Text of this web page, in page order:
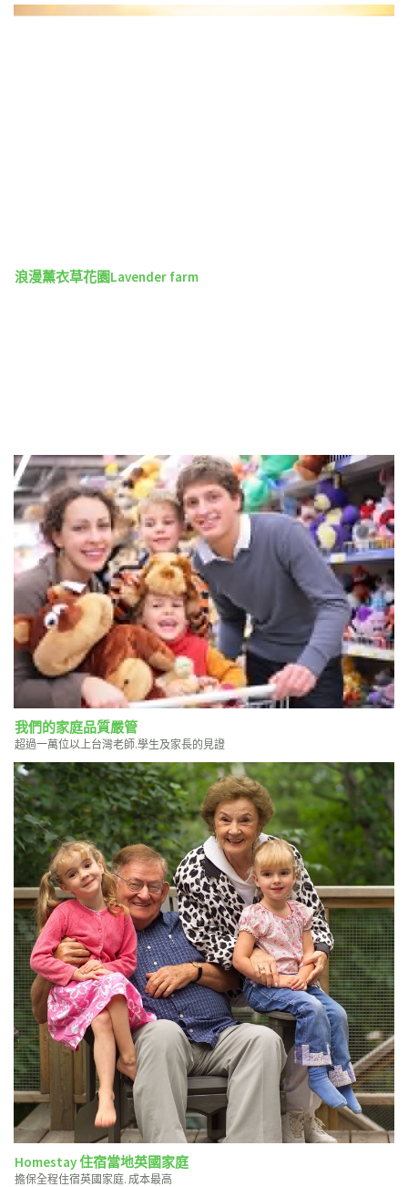
浪漫薰衣草花園Lavender farm
我們的家庭品質嚴管
超過一萬位以上台灣老師.學生及家長的見證
Homestay 住宿當地英國家庭
擔保全程住宿英國家庭. 成本最高